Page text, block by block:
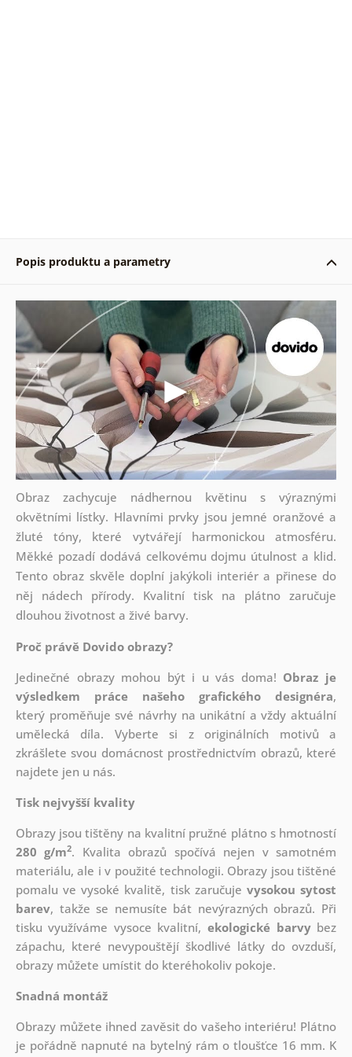
Popis produktu a parametry
Obraz zachycuje nádhernou květinu s výraznými
okvětními lístky. Hlavními prvky jsou jemné oranžové a
žluté tóny, které vytvářejí harmonickou atmosféru.
Měkké pozadí dodává celkovému dojmu útulnost a klid.
Tento obraz skvěle doplní jakýkoli interiér a přinese do
něj nádech přírody. Kvalitní tisk na plátno zaručuje
dlouhou životnost a živé barvy.
Proč právě Dovido obrazy?
Jedinečné obrazy mohou být i u vás doma! Obraz je
výsledkem práce našeho grafického designéra,
který proměňuje své návrhy na unikátní a vždy aktuální
umělecká díla. Vyberte si z originálních motivů a
zkrášlete svou domácnost prostřednictvím obrazů, které
najdete jen u nás.
Tisk nejvyšší kvality
Obrazy jsou tištěny na kvalitní pružné plátno s hmotností
280 g/m2. Kvalita obrazů spočívá nejen v samotném
materiálu, ale i v použité technologii. Obrazy jsou tištěné
pomalu ve vysoké kvalitě, tisk zaručuje vysokou sytost
barev, takže se nemusíte bát nevýrazných obrazů. Při
tisku využíváme vysoce kvalitní,ekologické barvybez
zápachu, které nevypouštějí škodlivé látky do ovzduší,
obrazy můžete umístit do kteréhokoliv pokoje.
Snadná montáž
Obrazy můžete ihned zavěsit do vašeho interiéru! Plátno
je pořádně napnuté na bytelný rám o tloušťce 16 mm. K